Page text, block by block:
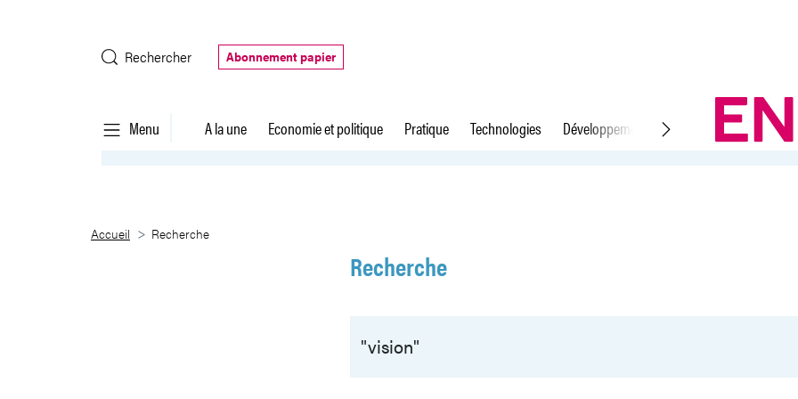
Rechercher
Abonnement papier
Menu A la une Economie et politique Pratique Technologies Développement durable Droit du travail
Recherche
Accueil Recherche
Recherche